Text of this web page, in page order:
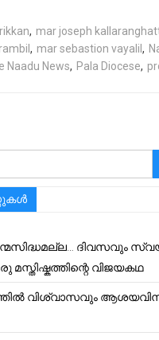
, mar joseph
, mar sebastion vayalil,
Naadu News, Pala Diocese,
ജന്മസിദ്ധമല്ല… ദിവസവും
മസ്തിഷ്കത്തിന്റെ വിജയകഥ
വിശ്വാസവും